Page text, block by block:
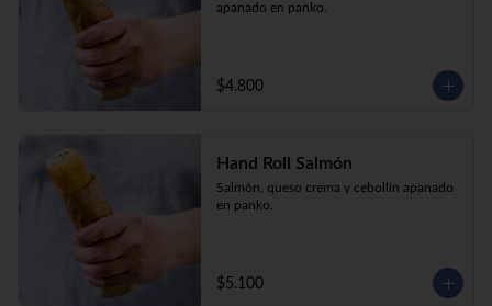
apanado en panko.
$4.800
Hand Roll Salmón
Salmón, queso crema y cebollín apanado
en panko.
$5.100